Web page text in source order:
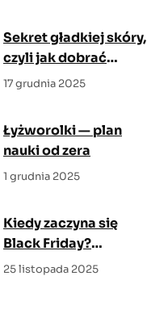
Sekret gładkiej skóry,
czyli jak dobrać
idealny krem do
17 grudnia 2025
Łyżworolki — plan
nauki od zera
1 grudnia 2025
Kiedy zaczyna się
Black Friday?
Sprawdź, kiedy
25 listopada 2025